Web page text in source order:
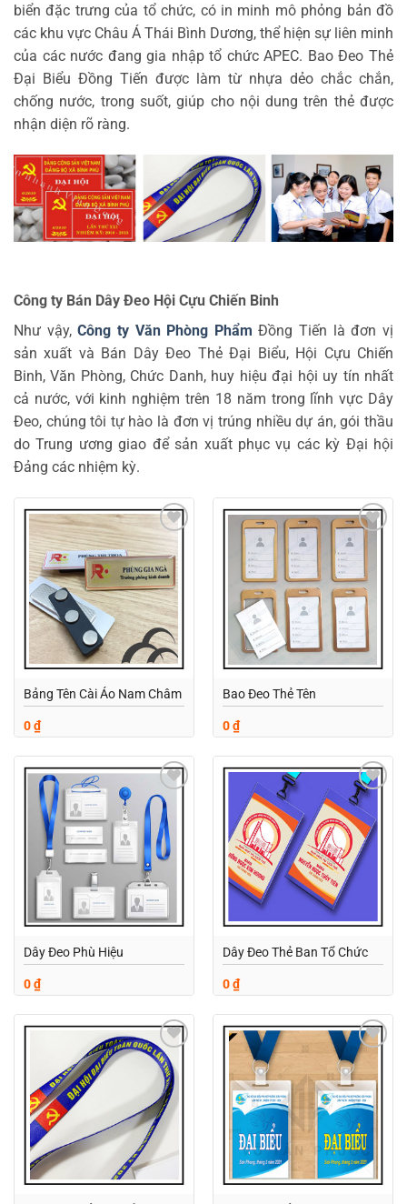
biển đặc trưng của tổ chức, có in minh mô phỏng bản đồ
các khu vực Châu Á Thái Bình Dương, thể hiện sự liên minh
của các nước đang gia nhập tổ chức APEC. Bao Đeo Thẻ
Đại Biểu Đồng Tiến được làm từ nhựa dẻo chắc chắn,
chống nước, trong suốt, giúp cho nội dung trên thẻ được
nhận diện rõ ràng.
Công ty Bán Dây Đeo Hội Cựu Chiến Binh
Như vậy,Công ty Văn Phòng Phẩm Đồng Tiến là đơn vị
sản xuất và Bán Dây Đeo Thẻ Đại Biểu, Hội Cựu Chiến
Binh, Văn Phòng, Chức Danh, huy hiệu đại hội uy tín nhất
cả nước, với kinh nghiệm trên 18 năm trong lĩnh vực Dây
Đeo, chúng tôi tự hào là đơn vị trúng nhiều dự án, gói thầu
do Trung ương giao để sản xuất phục vụ các kỳ Đại hội
Đảng các nhiệm kỳ.
Add to
wishlist
Bảng Tên Cài Áo Nam Châm
0₫
Add to
Bao Đeo Thẻ Tên
0₫
Add to
wishlist
Dây Đeo Phù Hiệu
0₫
Add to
wishlist
Dây Đeo Thẻ Ban Tổ Chức
0₫
Add to
wishlist
Add to
wishlist